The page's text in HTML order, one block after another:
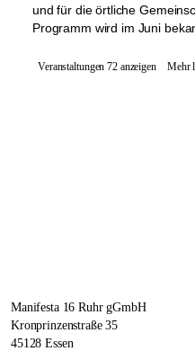
und für die örtliche
Programm wird im Juni
Veranstaltungen 72 anzeigen Mehr
Manifesta 16 Ruhr gGmbH
Kronprinzenstraße 35
45128 Essen